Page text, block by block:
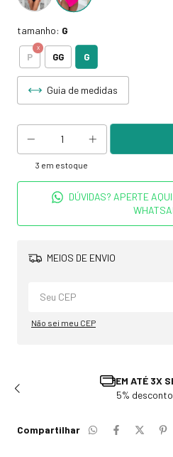
tamanho: G
P GG G
Guia de medidas
3 em estoque
DÚVIDAS? APERTE
MEIOS DE ENVIO
Não sei meu CEP
EM ATÉ 3X
5%
Compartilhar